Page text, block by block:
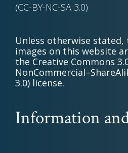
(CC-BY-NC-SA 3.0)
Unless otherwise stated,
images on this website
the Creative Commons
3.0) license.
Information